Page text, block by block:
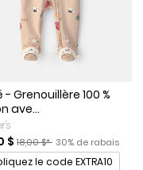
- Grenouillère 100 %
ave...
solde
$Prix ​​de détail suggéré par
18,00 $* Pourcentage de
30% de rabais
le code EXTRA10